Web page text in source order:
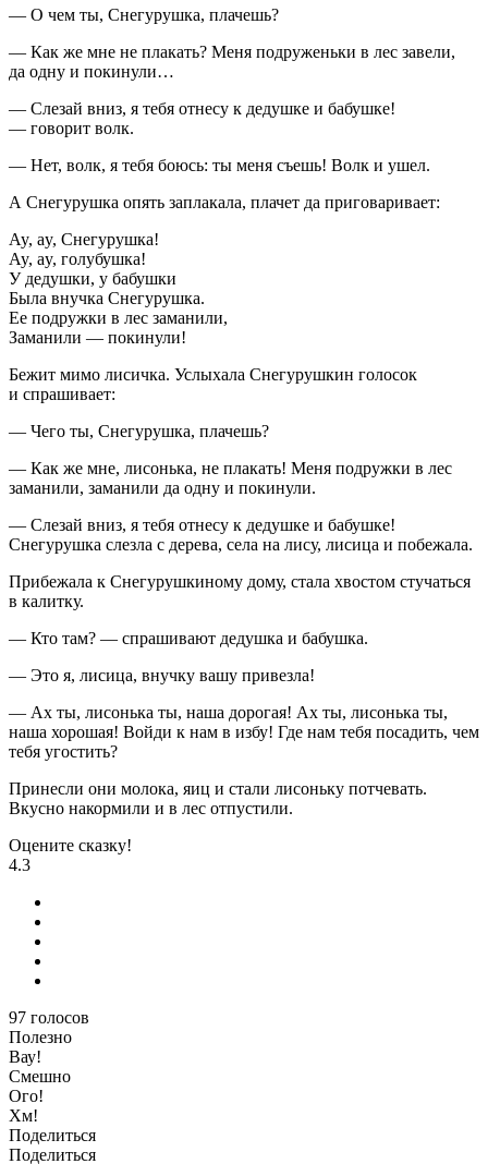
— О чем ты, Снегурушка, плачешь?
— Как же мне не плакать? Меня подруженьки в лес завели,
да одну и покинули…
— Слезай вниз, я тебя отнесу к дедушке и бабушке!
— говорит волк.
— Нет, волк, я тебя боюсь: ты меня съешь! Волк и ушел.
А Снегурушка опять заплакала, плачет да приговаривает:
Ay, ay, Снегурушка!
Ay, ay, голубушка!
У дедушки, у бабушки
Была внучка Снегурушка.
Ее подружки в лес заманили,
Заманили — покинули!
Бежит мимо лисичка. Услыхала Снегурушкин голосок
и спрашивает:
— Чего ты, Снегурушка, плачешь?
— Как же мне, лисонька, не плакать! Меня подружки в лес
заманили, заманили да одну и покинули.
— Слезай вниз, я тебя отнесу к дедушке и бабушке!
Снегурушка слезла с дерева, села на лису, лисица и побежала.
Прибежала к Снегурушкиному дому, стала хвостом стучаться
в калитку.
— Кто там? — спрашивают дедушка и бабушка.
— Это я, лисица, внучку вашу привезла!
— Ах ты, лисонька ты, наша дорогая! Ах ты, лисонька ты,
наша хорошая! Войди к нам в избу! Где нам тебя посадить, чем
тебя угостить?
Принесли они молока, яиц и стали лисоньку потчевать.
Вкусно накормили и в лес отпустили.
Оцените сказку!
4.3
97 голосов
Полезно
Вау!
Смешно
Ого!
Хм!
Поделиться
Поделиться